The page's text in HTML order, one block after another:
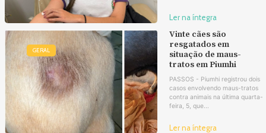
Ler na íntegra
GERAL
Vinte cães são
resgatados em
situação de maus-
tratos em Piumhi
PASSOS - Piumhi registrou dois
casos envolvendo maus-tratos
contra animais na última quarta-
feira, 5, que...
Ler na íntegra